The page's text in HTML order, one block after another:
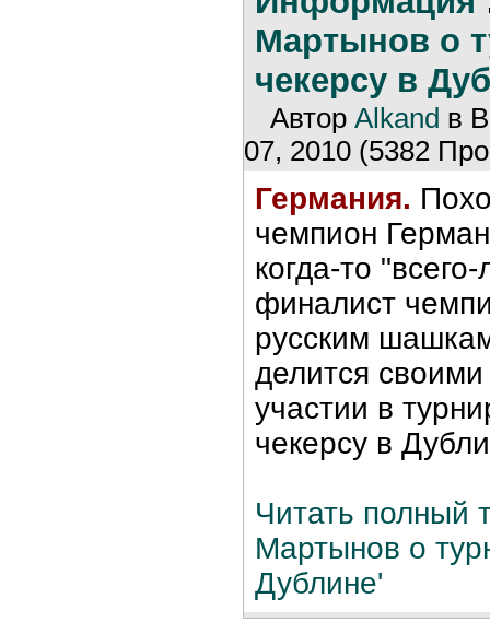
Мартынов о
чекерсу в
Автор Alkand в
07, 2010 (5382
Германия.
чемпион
когда-то
финалист
русским
делится
участии в
чекерсу в
Читать полный
Мартынов о
Дублине'